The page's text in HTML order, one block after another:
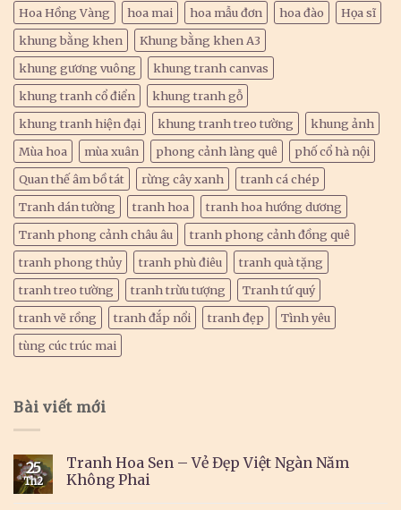
Hoa Hồng Vàng
hoa mai hoa mẫu đơn hoa đào
Họa sĩ
khung bằng khen
Khung bằng khen A3
khung gương vuông
khung tranh canvas
khung tranh cổ điển
khung tranh gỗ
khung tranh hiện đại
khung tranh treo tường
khung ảnh
Mùa hoa
mùa xuân phong cảnh làng quê
phố cổ hà nội
Quan thế âm bồ tát
rừng cây xanh
tranh cá chép
Tranh dán tường
tranh hoa
tranh hoa hướng dương
Tranh phong cảnh châu âu
tranh phong cảnh đồng quê
tranh phong thủy
tranh phù điêu
tranh quà tặng
tranh treo tường
tranh trừu tượng
Tranh tứ quý
tranh vẽ rồng
tranh đắp nổi tranh đẹp
Tình yêu
tùng cúc trúc mai
Bài viết mới
25
Th2
Tranh Hoa Sen – Vẻ Đẹp Việt Ngàn Năm
Không Phai